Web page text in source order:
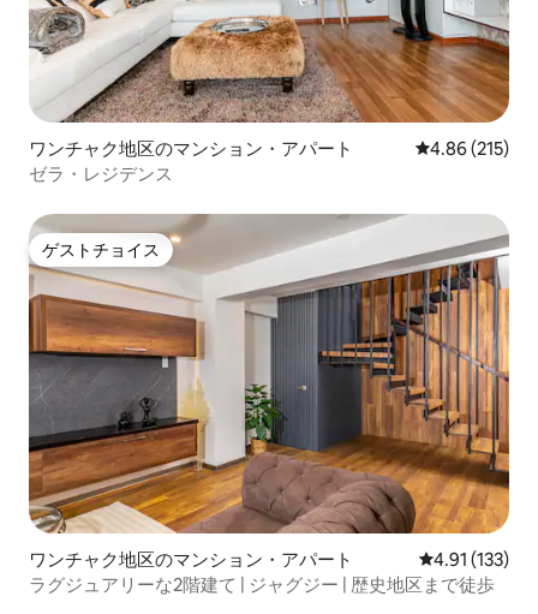
ワンチャク地区のマンション・アパート レビュー215
4.86 (215)
ゼラ・レジデンス
ゲストチョイス
ゲストチョイス
ワンチャク地区のマンション・アパート レビュー133
4.91 (133)
ラグジュアリーな2階建て | ジャグジー | 歴史地区まで徒歩